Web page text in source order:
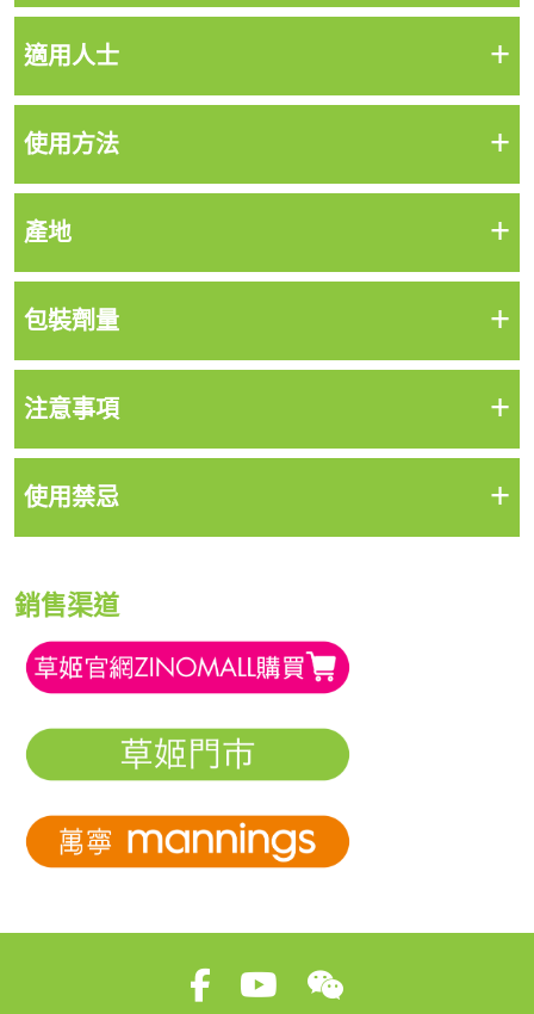
適用人士 +
使用方法 +
產地 +
包裝劑量 +
注意事項 +
使用禁忌 +
銷售渠道